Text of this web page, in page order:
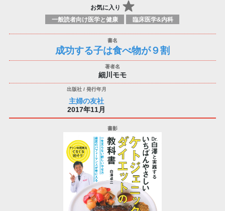
お気に入り
一般読者向け医学と健康 臨床医学&内科
成功する子は食べ物が９割
細川モモ
主婦の友社
2017年11月